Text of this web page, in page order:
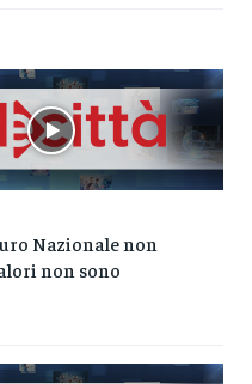
Nazionale non
non sono